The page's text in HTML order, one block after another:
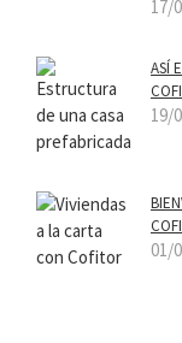
17/
ASÍ­
19/
01/